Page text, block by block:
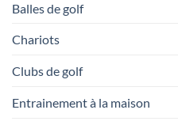
Balles de golf
Chariots
Clubs de golf
Entrainement à la maison